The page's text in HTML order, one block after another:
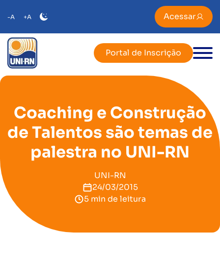
-A +A Acessar
Portal de Inscrição
Coaching e Construção
de Talentos são temas de
palestra no UNI-RN
UNI-RN
24/03/2015
5 min de leitura